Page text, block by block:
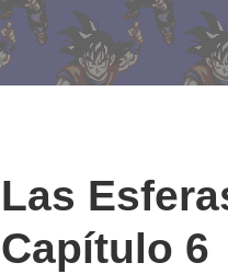
Las
Capítulo 6